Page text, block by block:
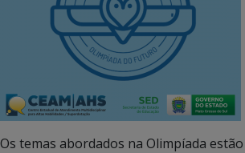
Os temas abordados na Olimpíada